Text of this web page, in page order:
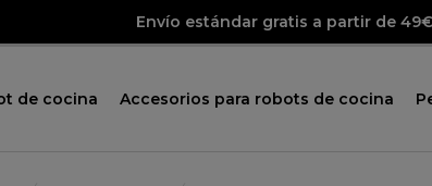
Envío estándar gratis a partir de 49€
de cocina Accesorios para robots de cocina